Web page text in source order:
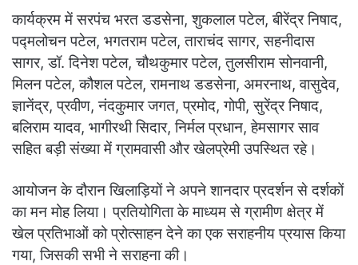
कार्यक्रम में सरपंच भरत डडसेना, शुकलाल पटेल, बीरेंद्र निषाद,
पद्मलोचन पटेल, भगतराम पटेल, ताराचंद सागर, सहनीदास
सागर, डॉ. दिनेश पटेल, चौथकुमार पटेल, तुलसीराम सोनवानी,
मिलन पटेल, कौशल पटेल, रामनाथ डडसेना, अमरनाथ, वासुदेव,
ज्ञानेंद्र, प्रवीण, नंदकुमार जगत, प्रमोद, गोपी, सुरेंद्र निषाद,
बलिराम यादव, भागीरथी सिदार, निर्मल प्रधान, हेमसागर साव
सहित बड़ी संख्या में ग्रामवासी और खेलप्रेमी उपस्थित रहे।
आयोजन के दौरान खिलाड़ियों ने अपने शानदार प्रदर्शन से दर्शकों
का मन मोह लिया। प्रतियोगिता के माध्यम से ग्रामीण क्षेत्र में
खेल प्रतिभाओं को प्रोत्साहन देने का एक सराहनीय प्रयास किया
गया, जिसकी सभी ने सराहना की।